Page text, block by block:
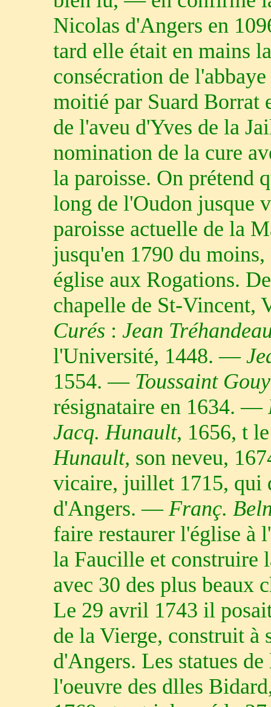
Nicolas d'Angers en
tard elle était en mains
consécration de
moitié par Suard Borrat
de l'aveu d'Yves de la
nomination de la cure
la paroisse. On prétend
long de l'Oudon jusque
paroisse actuelle de la
jusqu'en 1790 du
église aux Rogations.
chapelle de St-Vincent,
Curés : Jean
l'Université, 1448. —
1554. — Toussaint
résignataire en 1634. —
Jacq. Hunault, 1656, t
Hunault, son neveu,
vicaire, juillet 1715, qui
d'Angers. —Franç.
faire restaurer l'église à
la Faucille et construire
avec 30 des plus beaux
Le 29 avril 1743 il
de la Vierge, construit à
d'Angers. Les statues
l'oeuvre des dlles